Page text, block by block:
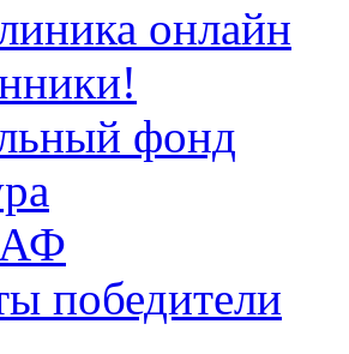
онлайн
фонд
победители